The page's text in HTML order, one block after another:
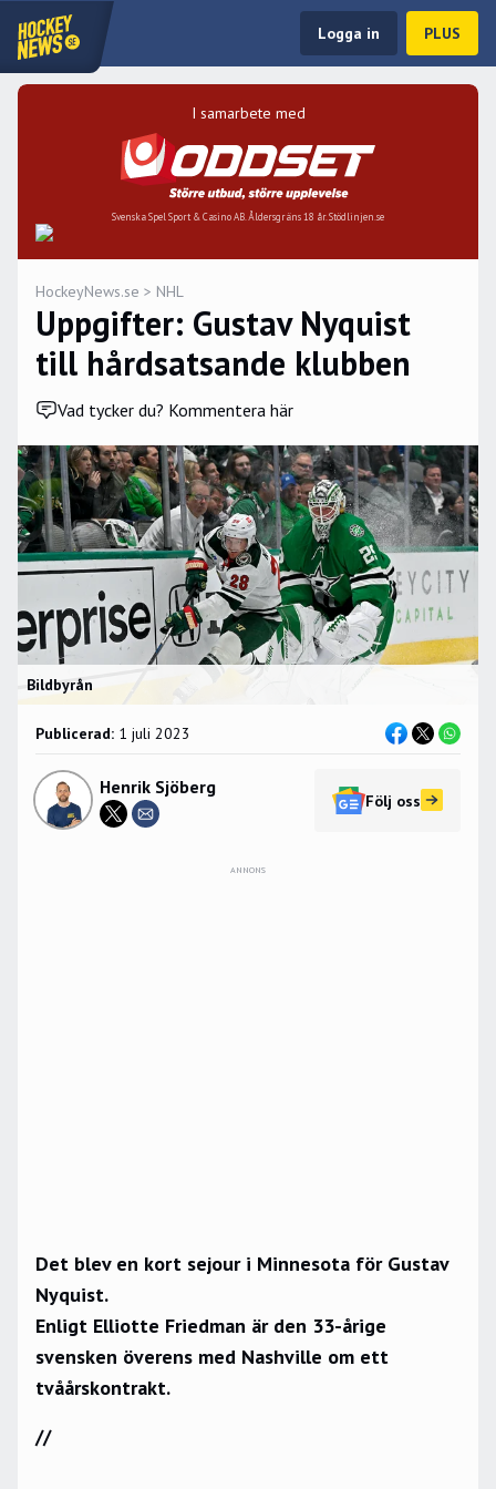
Logga in PLUS
I samarbete med
Svenska Spel Sport & Casino AB. Åldersgräns 18 år. Stödlinjen.se
HockeyNews.se > NHL
Uppgifter: Gustav Nyquist
till hårdsatsande klubben
Vad tycker du? Kommentera här
Bildbyrån
Publicerad: 1 juli 2023
Henrik Sjöberg
Följ oss
ANNONS
Det blev en kort sejour i Minnesota för Gustav
Nyquist.
Enligt Elliotte Friedman är den 33-årige
svensken överens med Nashville om ett
tvåårskontrakt.
//